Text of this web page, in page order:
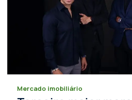
Mercado imobiliário